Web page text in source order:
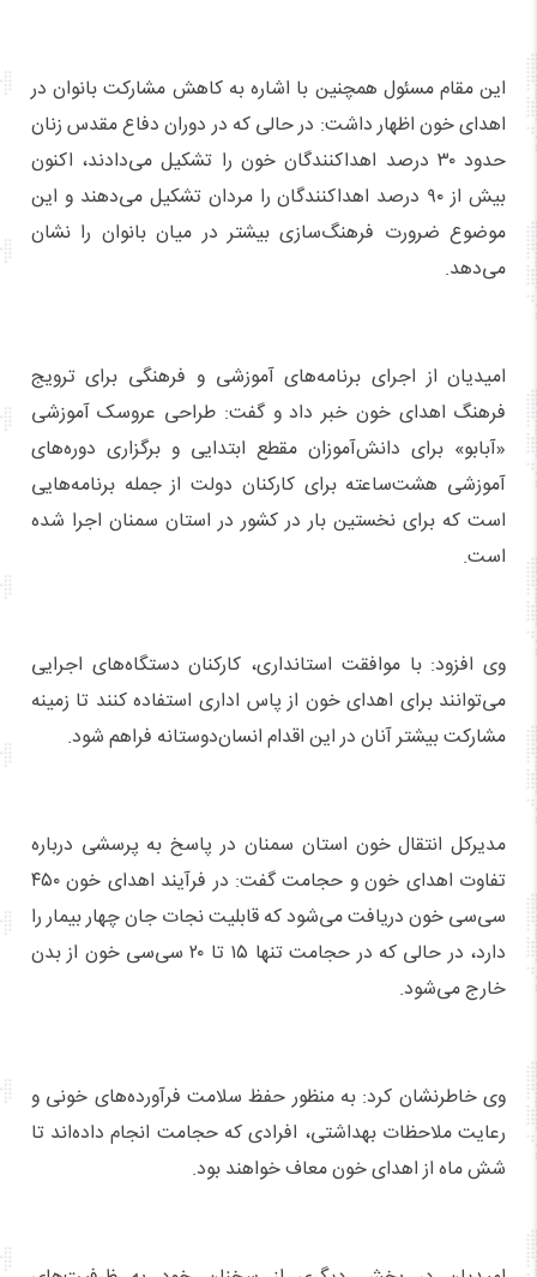
این مقام مسئول همچنین با اشاره به کاهش مشارکت بانوان در
اهدای خون اظهار داشت: در حالی که در دوران دفاع مقدس زنان
حدود ۳۰ درصد اهداکنندگان خون را تشکیل می‌دادند، اکنون
بیش از ۹۰ درصد اهداکنندگان را مردان تشکیل می‌دهند و این
موضوع ضرورت فرهنگ‌سازی بیشتر در میان بانوان را نشان
می‌دهد.
امیدیان از اجرای برنامه‌های آموزشی و فرهنگی برای ترویج
فرهنگ اهدای خون خبر داد و گفت: طراحی عروسک آموزشی
«آبابو» برای دانش‌آموزان مقطع ابتدایی و برگزاری دوره‌های
آموزشی هشت‌ساعته برای کارکنان دولت از جمله برنامه‌هایی
است که برای نخستین بار در کشور در استان سمنان اجرا شده
است.
وی افزود: با موافقت استانداری، کارکنان دستگاه‌های اجرایی
می‌توانند برای اهدای خون از پاس اداری استفاده کنند تا زمینه
مشارکت بیشتر آنان در این اقدام انسان‌دوستانه فراهم شود.
مدیرکل انتقال خون استان سمنان در پاسخ به پرسشی درباره
تفاوت اهدای خون و حجامت گفت: در فرآیند اهدای خون ۴۵۰
سی‌سی خون دریافت می‌شود که قابلیت نجات جان چهار بیمار را
دارد، در حالی که در حجامت تنها ۱۵ تا ۲۰ سی‌سی خون از بدن
خارج می‌شود.
وی خاطرنشان کرد: به منظور حفظ سلامت فرآورده‌های خونی و
رعایت ملاحظات بهداشتی، افرادی که حجامت انجام داده‌اند تا
شش ماه از اهدای خون معاف خواهند بود.